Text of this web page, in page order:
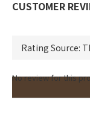
CUSTOMER
No review for this